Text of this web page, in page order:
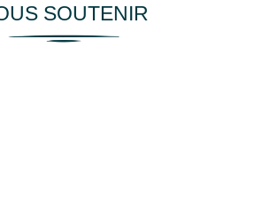
SOUTENIR